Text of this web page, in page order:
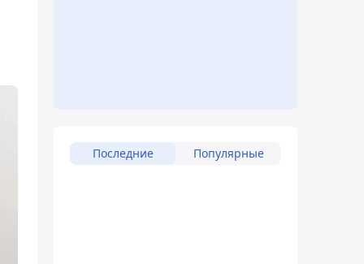
Последние Популярные